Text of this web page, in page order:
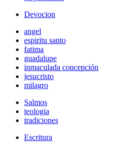
Devocion
angel
espiritu santo
fatima
guadalupe
inmaculada concepción
jesucristo
milagro
Salmos
teologia
tradiciones
Escritura